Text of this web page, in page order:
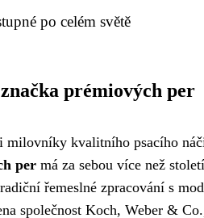
po celém světě
prémiových per
milovníky kvalitního psacího
per má za sebou více než
řemeslné zpracování s
společnost Koch, Weber &